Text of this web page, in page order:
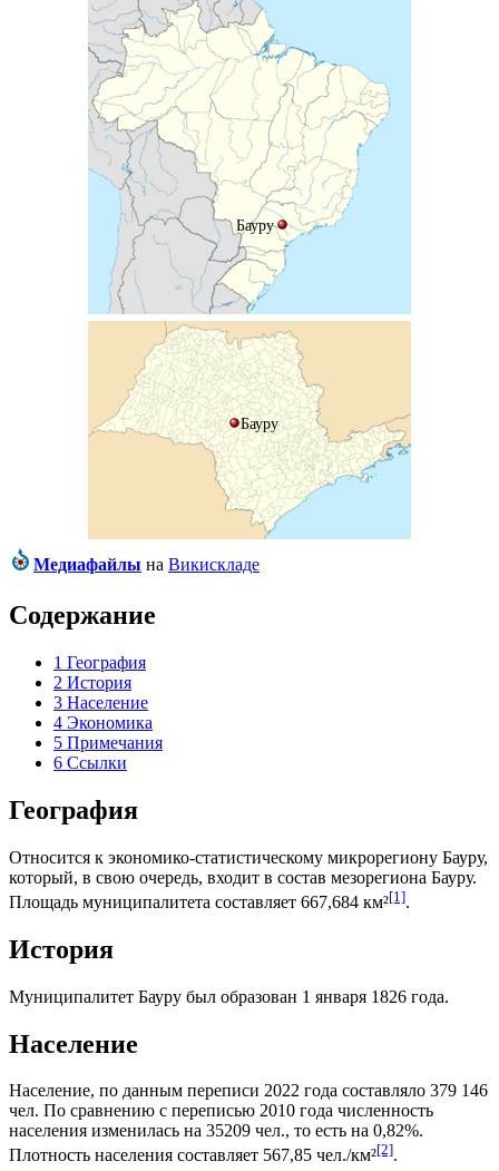
Бауру
Бауру
Медиафайлы на Викискладе
Содержание
1 География
2 История
3 Население
4 Экономика
5 Примечания
6 Ссылки
География
Относится к экономико-статистическому микрорегиону Бауру,
который, в свою очередь, входит в состав мезорегиона Бауру.
Площадь муниципалитета составляет 667,684 км²[1].
История
Муниципалитет Бауру был образован 1 января 1826 года.
Население
Население, по данным переписи 2022 года составляло 379 146
чел. По сравнению с переписью 2010 года численность
населения изменилась на 35209 чел., то есть на 0,82%.
Плотность населения составляет 567,85 чел./км²[2].